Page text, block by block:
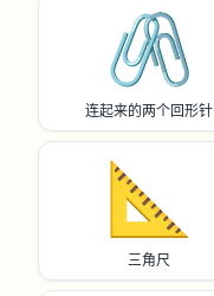
🖇️
连起来的两个回形针
📐
三角尺